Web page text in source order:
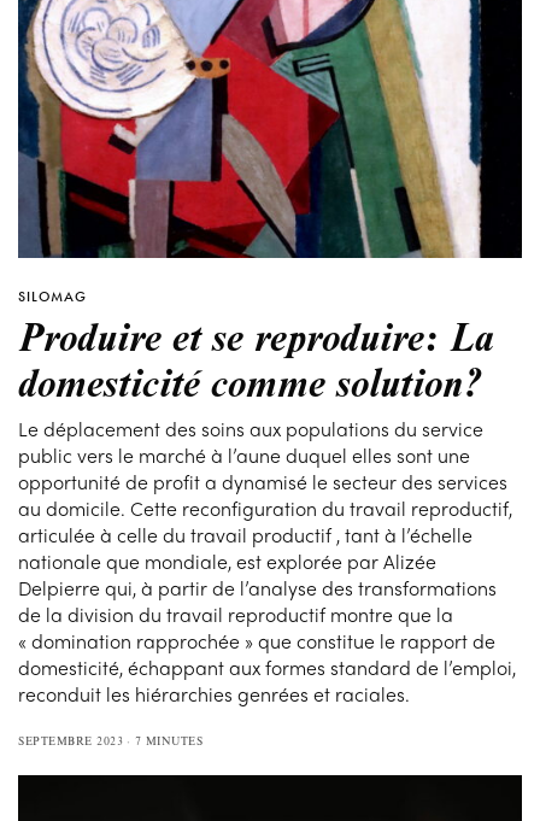
SILOMAG
Produire et se reproduire: La
domesticité comme solution?
Le déplacement des soins aux populations du service
public vers le marché à l’aune duquel elles sont une
opportunité de profit a dynamisé le secteur des services
au domicile. Cette reconfiguration du travail reproductif,
articulée à celle du travail productif , tant à l’échelle
nationale que mondiale, est explorée par Alizée
Delpierre qui, à partir de l’analyse des transformations
de la division du travail reproductif montre que la
« domination rapprochée » que constitue le rapport de
domesticité, échappant aux formes standard de l’emploi,
reconduit les hiérarchies genrées et raciales.
SEPTEMBRE 2023 7 MINUTES